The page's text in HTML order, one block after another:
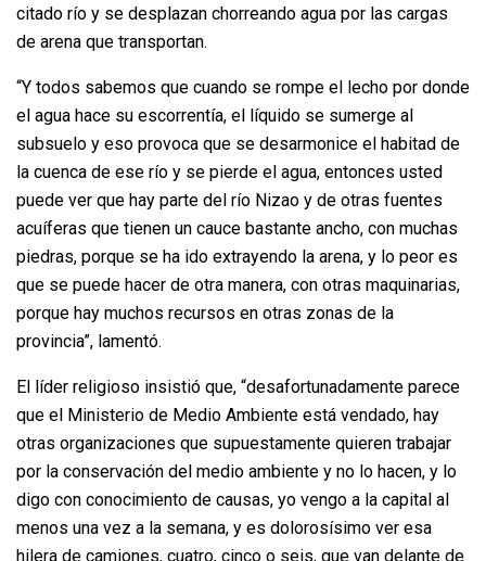
citado río y se desplazan chorreando agua por las cargas
de arena que transportan.
“Y todos sabemos que cuando se rompe el lecho por donde
el agua hace su escorrentía, el líquido se sumerge al
subsuelo y eso provoca que se desarmonice el habitad de
la cuenca de ese río y se pierde el agua, entonces usted
puede ver que hay parte del río Nizao y de otras fuentes
acuíferas que tienen un cauce bastante ancho, con muchas
piedras, porque se ha ido extrayendo la arena, y lo peor es
que se puede hacer de otra manera, con otras maquinarias,
porque hay muchos recursos en otras zonas de la
provincia”, lamentó.
El líder religioso insistió que, “desafortunadamente parece
que el Ministerio de Medio Ambiente está vendado, hay
otras organizaciones que supuestamente quieren trabajar
por la conservación del medio ambiente y no lo hacen, y lo
digo con conocimiento de causas, yo vengo a la capital al
menos una vez a la semana, y es dolorosísimo ver esa
hilera de camiones, cuatro, cinco o seis, que van delante de